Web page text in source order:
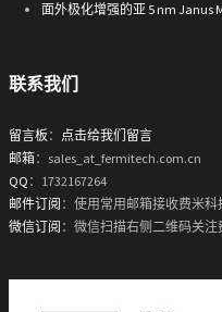
面外极化增强的亚 5 nm Janus
联系我们
留言板 ： 点击给我们留言
邮箱：sales_at_fermitech.com.cn
QQ ：1732167264
邮件订阅 ：使用常用邮箱接收费米科
微信订阅 ：微信扫描右侧二维码关